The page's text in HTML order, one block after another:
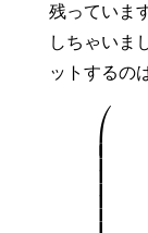
残っていま
しちゃいま
ットするの
⎜⎜⎜⎜⎜⎜⎜⎛